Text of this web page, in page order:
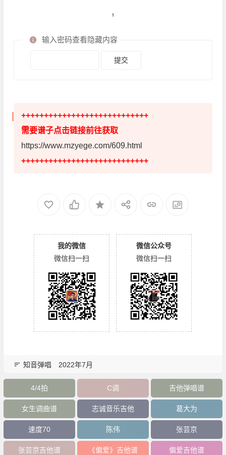
输入密码查看隐藏内容
++++++++++++++++++++++++++++
需要谱子点击链接前往获取
https://www.mzyege.com/609.html
++++++++++++++++++++++++++++
我的微信
微信扫一扫
微信公众号
微信扫一扫
知音弹唱 2022年7月
4/4拍 C调 吉他弹唱谱
女生调曲谱 志诚音乐吉他 葛大为
速度70 陈伟 张芸京
张芸京吉他谱 《偏爱》吉他谱 偏爱吉他谱